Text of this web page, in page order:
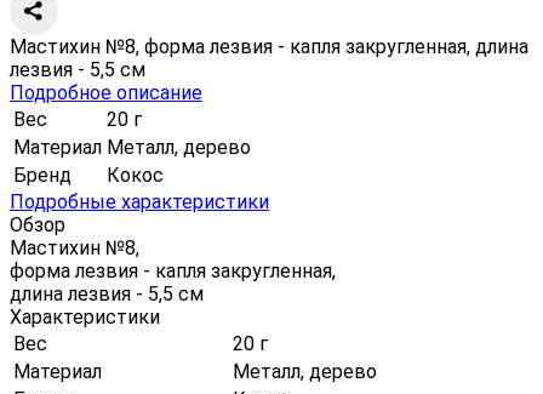
Мастихин №8, форма лезвия - капля закругленная, длина
лезвия - 5,5 см
Подробное описание
Вес
20 г
Материал Металл, дерево
Бренд
Кокос
Подробные характеристики
Обзор
Мастихин №8,
форма лезвия - капля закругленная,
длина лезвия - 5,5 см
Характеристики
Вес
20 г
Материал
Металл, дерево